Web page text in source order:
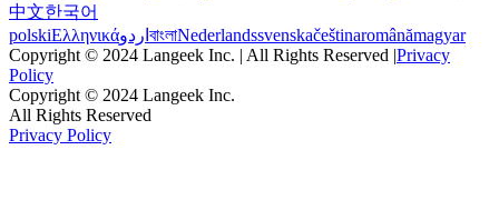
中文한국어
polskiΕλληνικάاردو বাংলাNederlandssvenskačeštinaromânămagyar
Copyright © 2024 Langeek Inc. | All Rights Reserved |Privacy
Policy
Copyright © 2024 Langeek Inc.
All Rights Reserved
Privacy Policy